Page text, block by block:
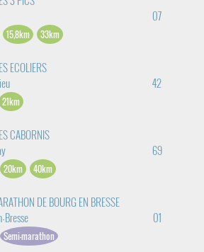
07
15,8km 33km
ECOLIERS
42
21km
CABORNIS
69
20km 40km
DE BOURG EN BRESSE
Bresse
01
Semi-marathon